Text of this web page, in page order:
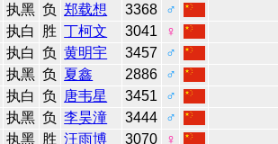
执黑 负 郑载想 3368
♂
执白 胜 丁柯文 3041
♀
执白 负 黄明宇 3457
♂
执黑 负 夏鑫 2886
♂
执白 负 唐韦星 3451
♂
执黑 负 李昊潼 3444
♂
执黑 胜 汪雨博 3070
♀